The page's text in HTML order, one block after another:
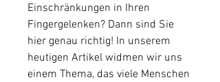
Einschränkungen in Ihren
Fingergelenken? Dann sind Sie
hier genau richtig! In unserem
heutigen Artikel widmen wir uns
einem Thema, das viele Menschen